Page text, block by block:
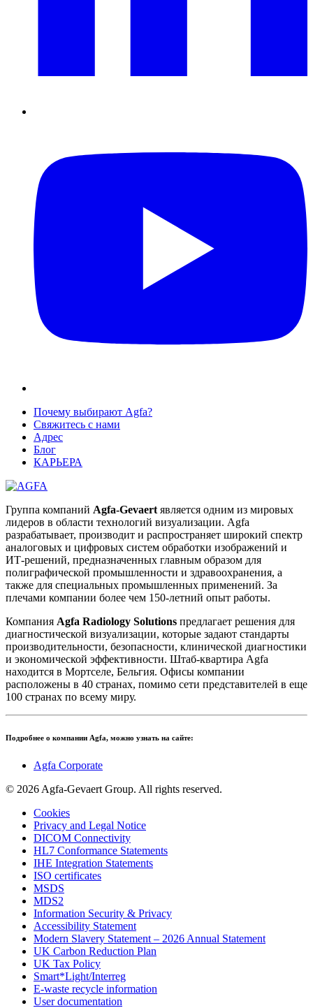
Почему выбирают Agfa?
Свяжитесь с нами
Адрес
Блог
КАРЬЕРА
Группа компаний Agfa-Gevaert является одним из мировых
лидеров в области технологий визуализации. Agfa
разрабатывает, производит и распространяет широкий спектр
аналоговых и цифровых систем обработки изображений и
ИТ-решений, предназначенных главным образом для
полиграфической промышленности и здравоохранения, а
также для специальных промышленных применений. За
плечами компании более чем 150-летний опыт работы.
Компания Agfa Radiology Solutions предлагает решения для
диагностической визуализации, которые задают стандарты
производительности, безопасности, клинической диагностики
и экономической эффективности. Штаб-квартира Agfa
находится в Мортселе, Бельгия. Офисы компании
расположены в 40 странах, помимо сети представителей в еще
100 странах по всему миру.
Подробнее о компании Agfа, можно узнать на сайте:
Agfa Corporate
© 2026 Agfa-Gevaert Group. All rights reserved.
Cookies
Privacy and Legal Notice
DICOM Connectivity
HL7 Conformance Statements
IHE Integration Statements
ISO certificates
MSDS
MDS2
Information Security & Privacy
Accessibility Statement
Modern Slavery Statement – 2026 Annual Statement
UK Carbon Reduction Plan
UK Tax Policy
Smart*Light/Interreg
E-waste recycle information
User documentation